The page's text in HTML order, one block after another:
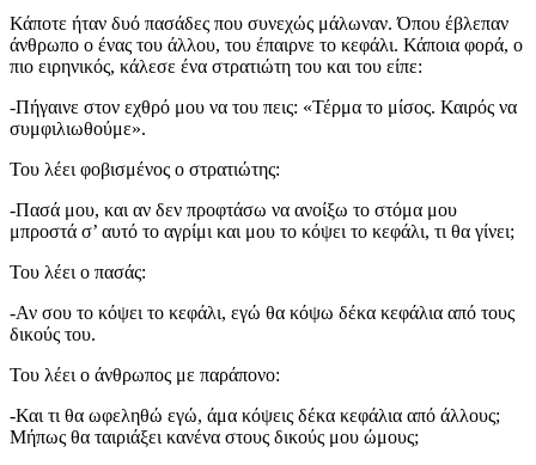
Κάποτε ήταν δυό πασάδες που συνεχώς μάλωναν. Όπου έβλεπαν
άνθρωπο ο ένας του άλλου, του έπαιρνε το κεφάλι. Κάποια φορά, ο
πιο ειρηνικός, κάλεσε ένα στρατιώτη του και του είπε:
-Πήγαινε στον εχθρό μου να του πεις: «Τέρμα το μίσος. Καιρός να
συμφιλιωθούμε».
Του λέει φοβισμένος ο στρατιώτης:
-Πασά μου, και αν δεν προφτάσω να ανοίξω το στόμα μου
μπροστά σ’ αυτό το αγρίμι και μου το κόψει το κεφάλι, τι θα γίνει;
Του λέει ο πασάς:
-Αν σου το κόψει το κεφάλι, εγώ θα κόψω δέκα κεφάλια από τους
δικούς του.
Του λέει ο άνθρωπος με παράπονο:
-Και τι θα ωφεληθώ εγώ, άμα κόψεις δέκα κεφάλια από άλλους;
Μήπως θα ταιριάξει κανένα στους δικούς μου ώμους;